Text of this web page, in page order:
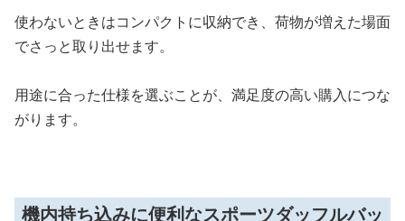
使わないときはコンパクトに収納でき、荷物が増えた場面
でさっと取り出せます。
用途に合った仕様を選ぶことが、満足度の高い購入につな
がります。
機内持ち込みに便利なスポーツダッフルバッ